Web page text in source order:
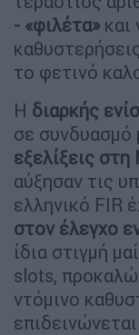
- «φιλέτα» και
το φετινό
Η διαρκής
σε συνδυασμό
εξελίξεις
αύξησαν τις
ελληνικό FIR
στον έλεγχο
ίδια στιγμή
slots,
ντόμινο